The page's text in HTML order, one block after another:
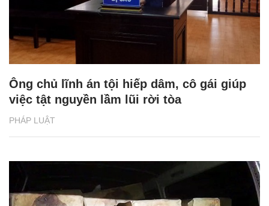
PHÁP LUẬT
Ông chủ lĩnh án tội hiếp dâm, cô gái giúp
việc tật nguyền lầm lũi rời tòa